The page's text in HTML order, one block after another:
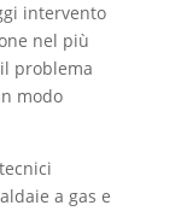
intervento
nel più
problema
modo
a gas e